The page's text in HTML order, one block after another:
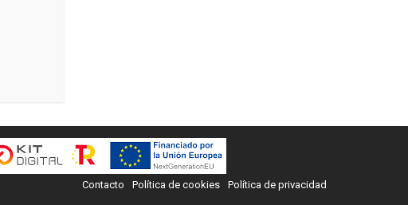
Contacto Política de cookies Política de privacidad